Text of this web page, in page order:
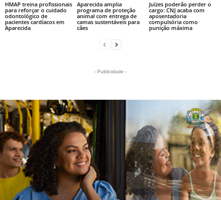
HMAP treina profissionais
para reforçar o cuidado
odontológico de
pacientes cardíacos em
Aparecida
Aparecida amplia
programa de proteção
animal com entrega de
camas sustentáveis para
cães
Juízes poderão perder o
cargo: CNJ acaba com
aposentadoria
compulsória como
punição máxima
- Publicidade -